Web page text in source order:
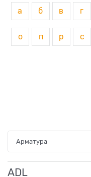
а б в г
о п р с
Арматура
ADL